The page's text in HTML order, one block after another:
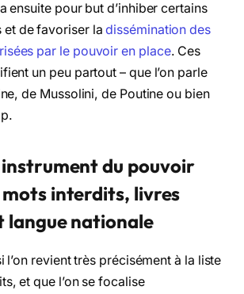
ensuite pour but d’inhiber certains
et de favoriser ladissémination des
par le pouvoir en place. Ces
un peu partout – que l’on parle
de Mussolini, de Poutine ou bien
instrument du pouvoir
interdits, livres
langue nationale
l’on revient très précisément à la liste
et que l’on se focalise